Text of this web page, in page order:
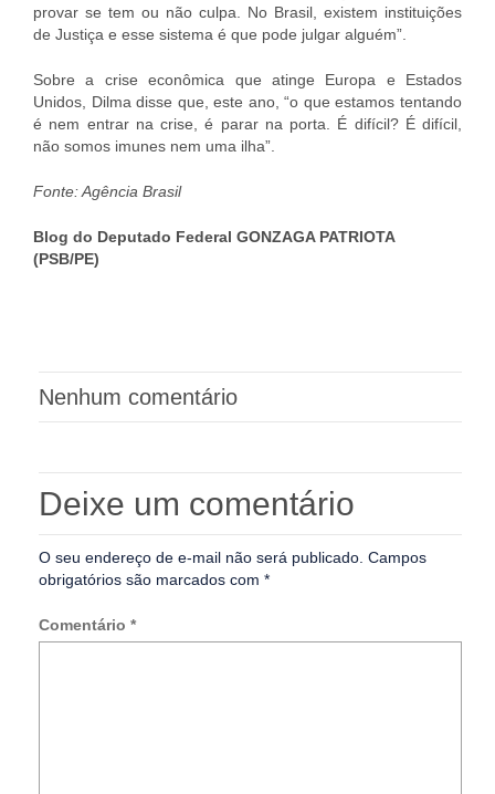
provar se tem ou não culpa. No Brasil, existem instituições
de Justiça e esse sistema é que pode julgar alguém”.
Sobre a crise econômica que atinge Europa e Estados
Unidos, Dilma disse que, este ano, “o que estamos tentando
é nem entrar na crise, é parar na porta. É difícil? É difícil,
não somos imunes nem uma ilha”.
Fonte: Agência Brasil
Blog do Deputado Federal GONZAGA PATRIOTA
(PSB/PE)
Nenhum comentário
Deixe um comentário
O seu endereço de e-mail não será publicado. Campos
obrigatórios são marcados com *
Comentário *